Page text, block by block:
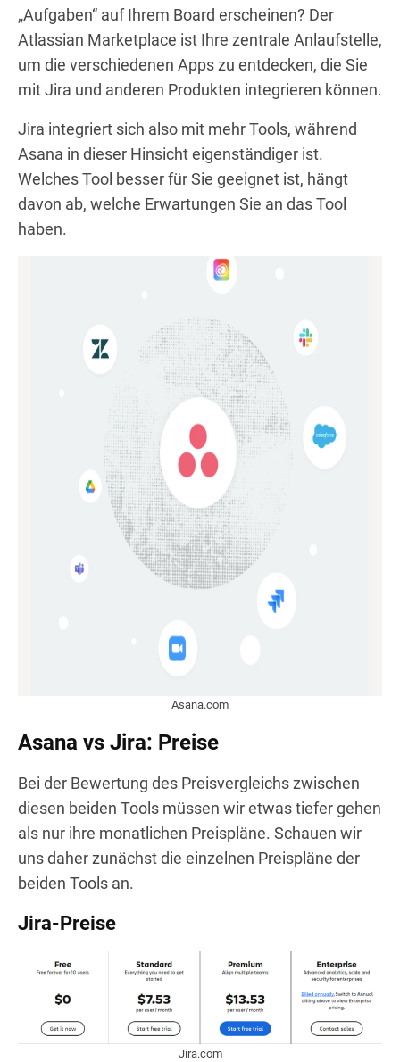
„Aufgaben“ auf Ihrem Board erscheinen? Der
Atlassian Marketplace ist Ihre zentrale Anlaufstelle,
um die verschiedenen Apps zu entdecken, die Sie
mit Jira und anderen Produkten integrieren können.
Jira integriert sich also mit mehr Tools, während
Asana in dieser Hinsicht eigenständiger ist.
Welches Tool besser für Sie geeignet ist, hängt
davon ab, welche Erwartungen Sie an das Tool
haben.
Asana.com
Asana vs Jira: Preise
Bei der Bewertung des Preisvergleichs zwischen
diesen beiden Tools müssen wir etwas tiefer gehen
als nur ihre monatlichen Preispläne. Schauen wir
uns daher zunächst die einzelnen Preispläne der
beiden Tools an.
Jira-Preise
Jira.com